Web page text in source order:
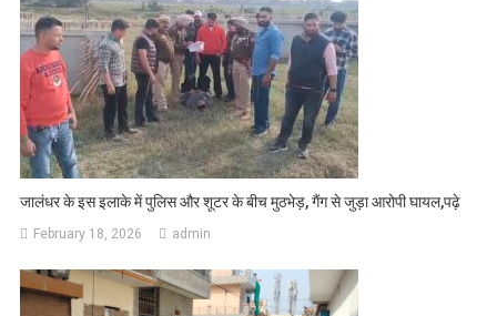
जालंधर के इस इलाके में पुलिस और शूटर के बीच मुठभेड़, गैंग से जुड़ा आरोपी घायल,पढ़े
February 18, 2026 admin